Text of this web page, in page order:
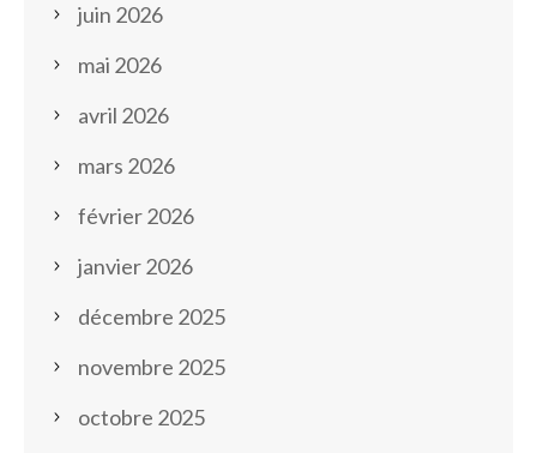
juin 2026
mai 2026
avril 2026
mars 2026
février 2026
janvier 2026
décembre 2025
novembre 2025
octobre 2025